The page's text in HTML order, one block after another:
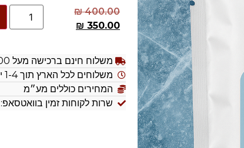
₪400.00
₪ 350.00
משלוח חינם ברכישה מעל 300 ש״ח
משלוחים לכל הארץ תוך 1-4 ימי עסקים
המחירים כוללים מע״מ
שרות לקוחות זמין בוואטסאפ: 054-9892281